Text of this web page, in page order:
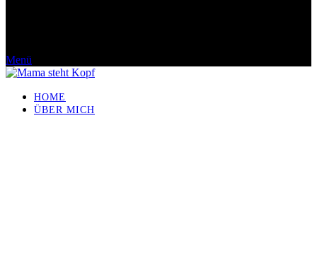
Menü
HOME
ÜBER MICH